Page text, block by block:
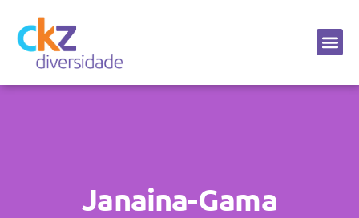
Janaina-Gama